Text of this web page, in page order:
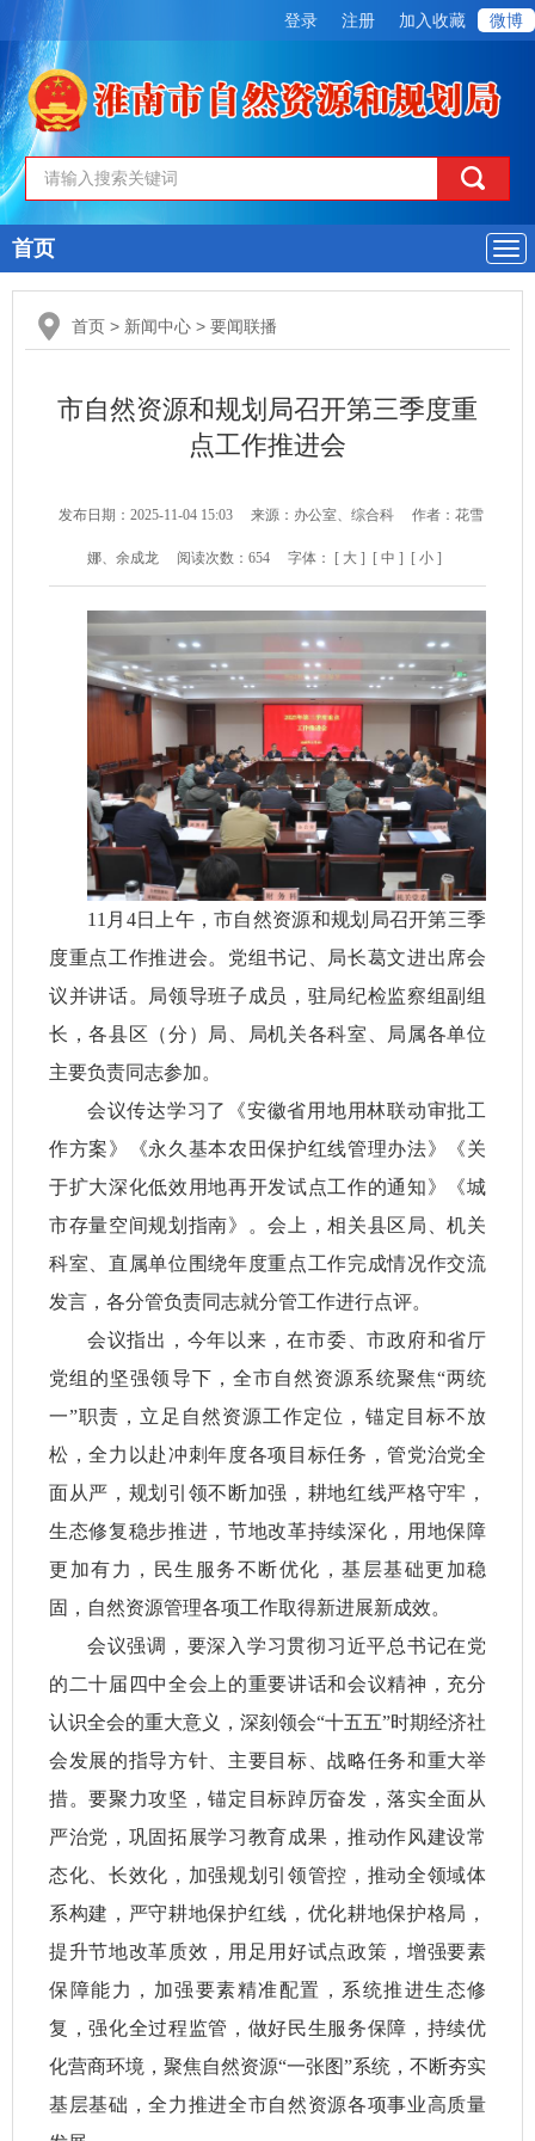
登录 注册 加入收藏 微博
导
航
首页
首页 > 新闻中心 > 要闻联播
市自然资源和规划局召开第三季度重
点工作推进会
发布日期：2025-11-04 15:03 来源：办公室、综合科 作者：花雪
娜、余成龙 阅读次数： 654 字体： [ 大 ] [ 中 ] [ 小 ]
11月4日上午，市自然资源和规划局召开第三季
度重点工作推进会。党组书记、局长葛文进出席会
议并讲话。局领导班子成员，驻局纪检监察组副组
长，各县区（分）局、局机关各科室、局属各单位
主要负责同志参加。
会议传达学习了《安徽省用地用林联动审批工
作方案》《永久基本农田保护红线管理办法》《关
于扩大深化低效用地再开发试点工作的通知》《城
市存量空间规划指南》。会上，相关县区局、机关
科室、直属单位围绕年度重点工作完成情况作交流
发言，各分管负责同志就分管工作进行点评。
会议指出，今年以来，在市委、市政府和省厅
党组的坚强领导下，全市自然资源系统聚焦“两统
一”职责，立足自然资源工作定位，锚定目标不放
松，全力以赴冲刺年度各项目标任务，管党治党全
面从严，规划引领不断加强，耕地红线严格守牢，
生态修复稳步推进，节地改革持续深化，用地保障
更加有力，民生服务不断优化，基层基础更加稳
固，自然资源管理各项工作取得新进展新成效。
会议强调，要深入学习贯彻习近平总书记在党
的二十届四中全会上的重要讲话和会议精神，充分
认识全会的重大意义，深刻领会“十五五”时期经济社
会发展的指导方针、主要目标、战略任务和重大举
措。要聚力攻坚，锚定目标踔厉奋发，落实全面从
严治党，巩固拓展学习教育成果，推动作风建设常
态化、长效化，加强规划引领管控，推动全领域体
系构建，严守耕地保护红线，优化耕地保护格局，
提升节地改革质效，用足用好试点政策，增强要素
保障能力，加强要素精准配置，系统推进生态修
复，强化全过程监管，做好民生服务保障，持续优
化营商环境，聚焦自然资源“一张图”系统，不断夯实
基层基础，全力推进全市自然资源各项事业高质量